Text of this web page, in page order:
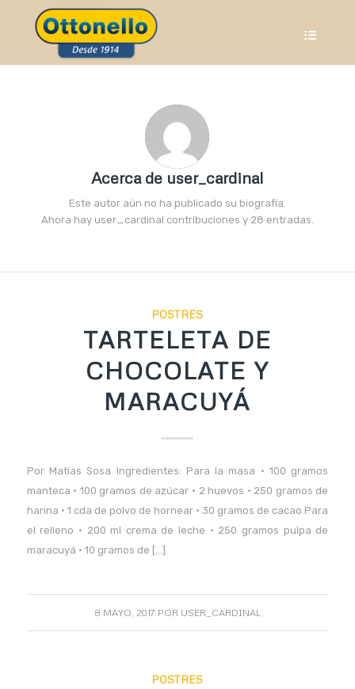
Acerca de user_cardinal
Este autor aún no ha publicado su biografía.
Ahora hay user_cardinal contribuciones y 28 entradas.
POSTRES
TARTELETA DE
CHOCOLATE Y
MARACUYÁ
Por Matías Sosa Ingredientes: Para la masa • 100 gramos
manteca • 100 gramos de azúcar • 2 huevos • 250 gramos de
harina • 1 cda de polvo de hornear • 30 gramos de cacao Para
el relleno • 200 ml crema de leche • 250 gramos pulpa de
maracuyá • 10 gramos de […]
8 MAYO, 2017 POR USER_CARDINAL
POSTRES